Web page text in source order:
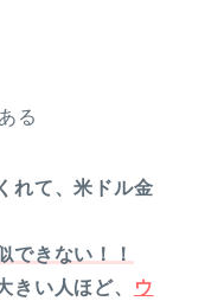
る
れて、米ドル金
できない！！
い人ほど、
ウ